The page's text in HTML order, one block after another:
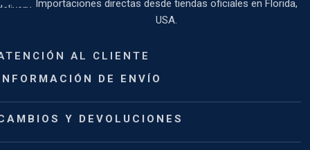
Importaciones directas desde tiendas oficiales en Florida,
USA.
AL CLIENTE
DE ENVÍO
Y DEVOLUCIONES